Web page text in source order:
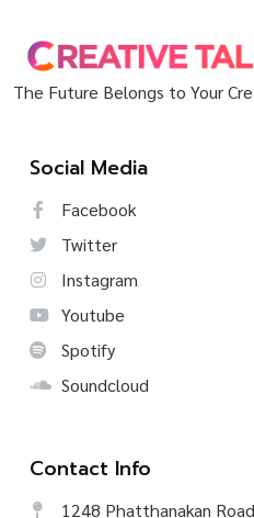
The Future Belongs to Your
Social Media
Facebook
Twitter
Instagram
Youtube
Spotify
Soundcloud
Contact Info
1248 Phatthanakan